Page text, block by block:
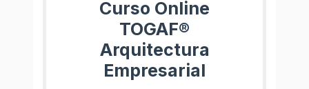
Curso Online
TOGAF®
Arquitectura
Empresarial